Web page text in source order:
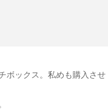
ボックス。私めも購入させ